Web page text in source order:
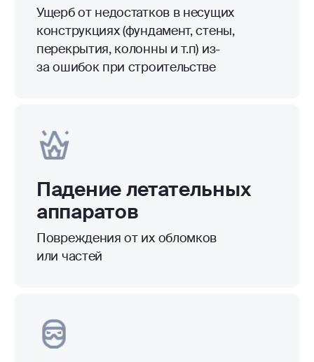
Ущерб от недостатков в несущих
конструкциях (фундамент, стены,
перекрытия, колонны и т.п) из-
за ошибок при строительстве
Падение летательных
аппаратов
Повреждения от их обломков
или частей